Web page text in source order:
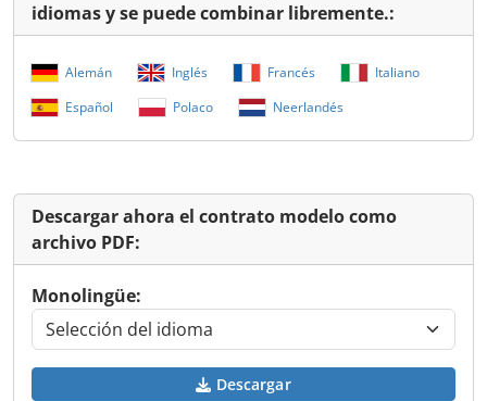
idiomas y se puede combinar libremente.:
Alemán Inglés Francés
Italiano
Español
Polaco Neerlandés
Descargar ahora el contrato modelo como
archivo PDF:
Monolingüe:
Descargar